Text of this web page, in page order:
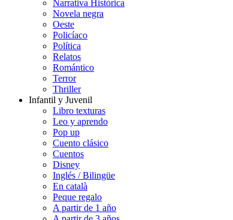
Narrativa Histórica
Novela negra
Oeste
Policíaco
Política
Relatos
Romántico
Terror
Thriller
Infantil y Juvenil
Libro texturas
Leo y aprendo
Pop up
Cuento clásico
Cuentos
Disney
Inglés / Bilingüe
En català
Peque regalo
A partir de 1 año